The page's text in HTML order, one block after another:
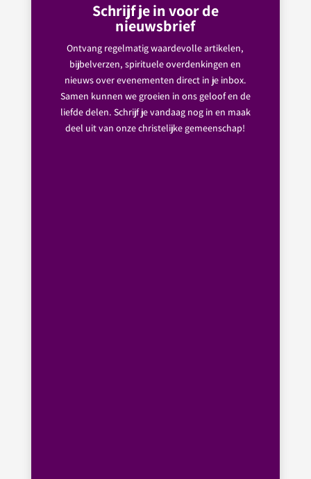
Schrijf je in voor de
nieuwsbrief
Ontvang regelmatig waardevolle artikelen,
bijbelverzen, spirituele overdenkingen en
nieuws over evenementen direct in je inbox.
Samen kunnen we groeien in ons geloof en de
liefde delen. Schrijf je vandaag nog in en maak
deel uit van onze christelijke gemeenschap!